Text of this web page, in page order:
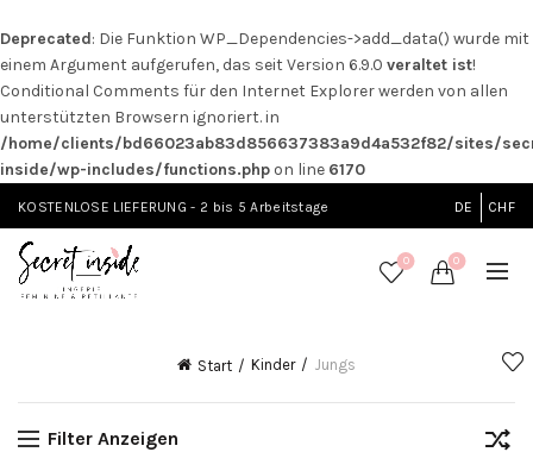
Deprecated: Die Funktion WP_Dependencies->add_data() wurde mit
einem Argument aufgerufen, das seit Version 6.9.0 veraltet ist!
Conditional Comments für den Internet Explorer werden von allen
unterstützten Browsern ignoriert. in
/home/clients/bd66023ab83d856637383a9d4a532f82/sites/
inside/wp-includes/functions.php on line 6170
KOSTENLOSE LIEFERUNG - 2 bis 5 Arbeitstage DE CHF
0 0
Start Kinder Jungs
Filter Anzeigen